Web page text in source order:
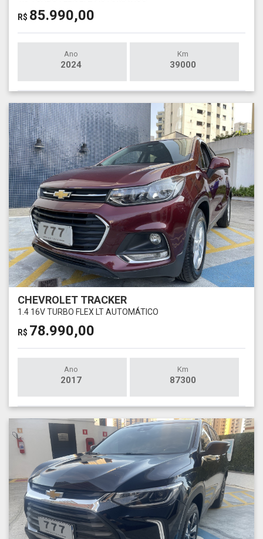
R$ 85.990,00
Ano
2024
Km
39000
CHEVROLET TRACKER
1.4 16V TURBO FLEX LT AUTOMÁTICO
R$ 78.990,00
Ano
2017
Km
87300